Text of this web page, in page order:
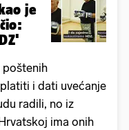
je
poštenih
i dati uvećanje
radili, no iz
ima onih